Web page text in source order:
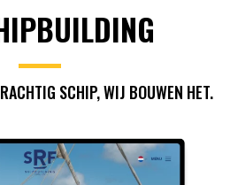
SCHIP, WIJ BOUWEN HET.